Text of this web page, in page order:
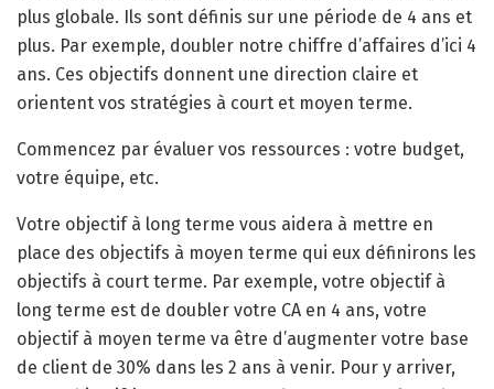
plus globale. Ils sont définis sur une période de 4 ans et
plus. Par exemple, doubler notre chiffre d’affaires d’ici 4
ans. Ces objectifs donnent une direction claire et
orientent vos stratégies à court et moyen terme.
Commencez par évaluer vos ressources : votre budget,
votre équipe, etc.
Votre objectif à long terme vous aidera à mettre en
place des objectifs à moyen terme qui eux définirons les
objectifs à court terme. Par exemple, votre objectif à
long terme est de doubler votre CA en 4 ans, votre
objectif à moyen terme va être d’augmenter votre base
de client de 30% dans les 2 ans à venir. Pour y arriver,